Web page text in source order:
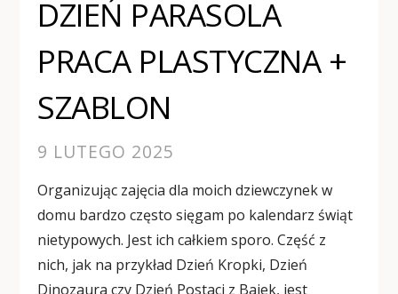
DZIEŃ PARASOLA
PRACA PLASTYCZNA +
SZABLON
9 LUTEGO 2025
Organizując zajęcia dla moich dziewczynek w
domu bardzo często sięgam po kalendarz świąt
nietypowych. Jest ich całkiem sporo. Część z
nich, jak na przykład Dzień Kropki, Dzień
Dinozaura czy Dzień Postaci z Bajek, jest